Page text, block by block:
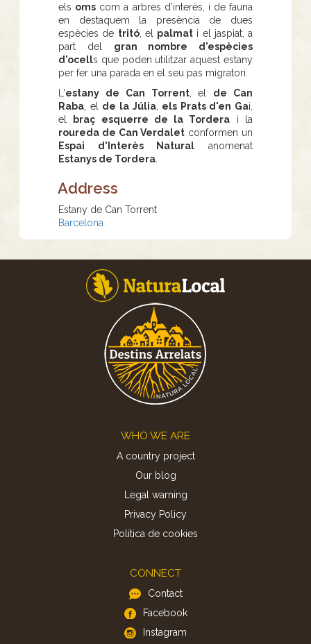
els oms com a arbres d'interès, i de fauna
en destaquem la presència de dues
espècies de tritó, el palmat i el jaspiat, a
part del gran nombre d'espècies
d'ocells que poden utilitzar aquest estany
per fer una parada en el seu pas migratori.
L'estany de Can Torrent, el de Can
Raba , el de la Júlia, els Prats d'en Gai,
el
braç esquerre de la Tordera i la
roureda de Can Verdalet conformen un
Espai d'Interès Natural anomenat
Estanys de Tordera
Address
Estany de Can Torrent
Barcelona
WHO WE ARE
A country project
Our blog
Legal warning
Privacy Policy
Politica de cookies
CONNECT
Contact
Facebook
Instagram